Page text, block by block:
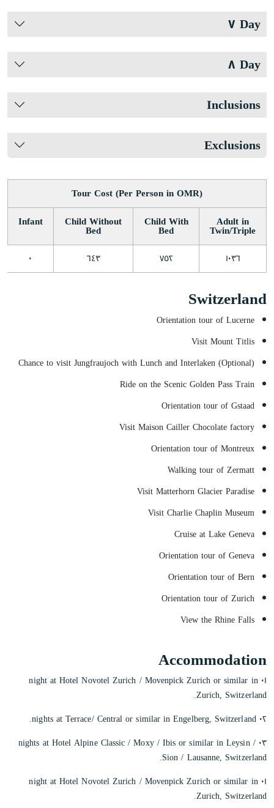
Day ٧
Day ٨
Inclusions
Exclusions
Tour Cost (Per Person in OMR)
Adult in
Twin/Triple
Child With
Bed
Child Without
Bed
Infant
١٠٣٦ ٧٥٢ ٦٤٣ ٠
Switzerland
Orientation tour of Lucerne
Visit Mount Titlis
Chance to visit Jungfraujoch with Lunch and Interlaken (Optional)
Ride on the Scenic Golden Pass Train
Orientation tour of Gstaad
Visit Maison Cailler Chocolate factory
Orientation tour of Montreux
Walking tour of Zermatt
Visit Matterhorn Glacier Paradise
Visit Charlie Chaplin Museum
Cruise at Lake Geneva
Orientation tour of Geneva
Orientation tour of Bern
Orientation tour of Zurich
View the Rhine Falls
Accommodation
٠١ night at Hotel Novotel Zurich / Movenpick Zurich or similar in
Zurich, Switzerland.
٠٢ nights at Terrace/ Central or similar in Engelberg, Switzerland.
٠٣ nights at Hotel Alpine Classic / Moxy / Ibis or similar in Leysin /
Sion / Lausanne, Switzerland.
٠١ night at Hotel Novotel Zurich / Movenpick Zurich or similar in
Zurich, Switzerland.